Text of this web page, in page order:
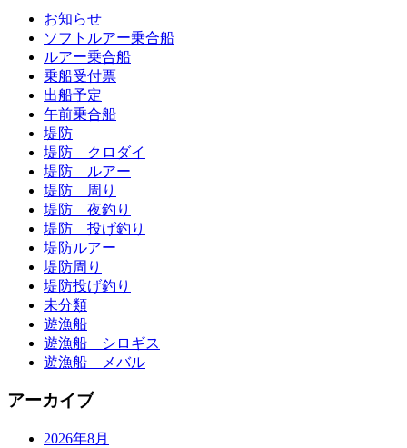
お知らせ
ソフトルアー乗合船
ルアー乗合船
乗船受付票
出船予定
午前乗合船
堤防
堤防 クロダイ
堤防 ルアー
堤防 周り
堤防 夜釣り
堤防 投げ釣り
堤防ルアー
堤防周り
堤防投げ釣り
未分類
遊漁船
遊漁船 シロギス
遊漁船 メバル
アーカイブ
2026年8月